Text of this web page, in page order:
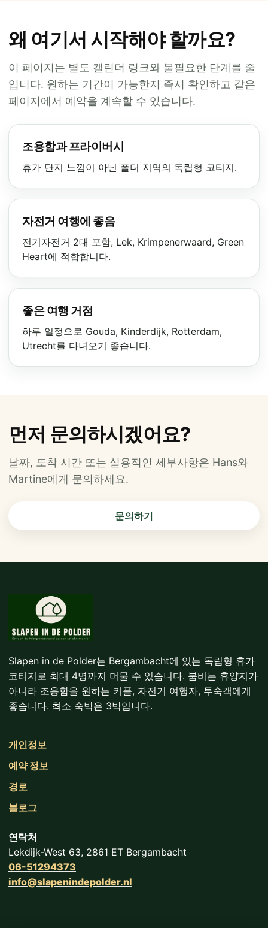
왜 여기서 시작해야 할까요?
이 페이지는 별도 캘린더 링크와 불필요한 단계를 줄
입니다. 원하는 기간이 가능한지 즉시 확인하고 같은
페이지에서 예약을 계속할 수 있습니다.
조용함과 프라이버시
휴가 단지 느낌이 아닌 폴더 지역의 독립형 코티지.
자전거 여행에 좋음
전기자전거 2대 포함, Lek, Krimpenerwaard, Green
Heart에 적합합니다.
좋은 여행 거점
하루 일정으로 Gouda, Kinderdijk, Rotterdam,
Utrecht를 다녀오기 좋습니다.
먼저 문의하시겠어요?
날짜, 도착 시간 또는 실용적인 세부사항은 Hans와
Martine에게 문의하세요.
문의하기
Slapen in de Polder는 Bergambacht에 있는 독립형 휴가
코티지로 최대 4명까지 머물 수 있습니다. 붐비는 휴양지가
아니라 조용함을 원하는 커플, 자전거 여행자, 투숙객에게
좋습니다. 최소 숙박은 3박입니다.
개인정보
예약 정보
경로
블로그
연락처
Lekdijk-West 63, 2861 ET Bergambacht
06-51294373
info@slapenindepolder.nl